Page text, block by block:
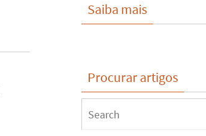
Saiba mais
Procurar artigos